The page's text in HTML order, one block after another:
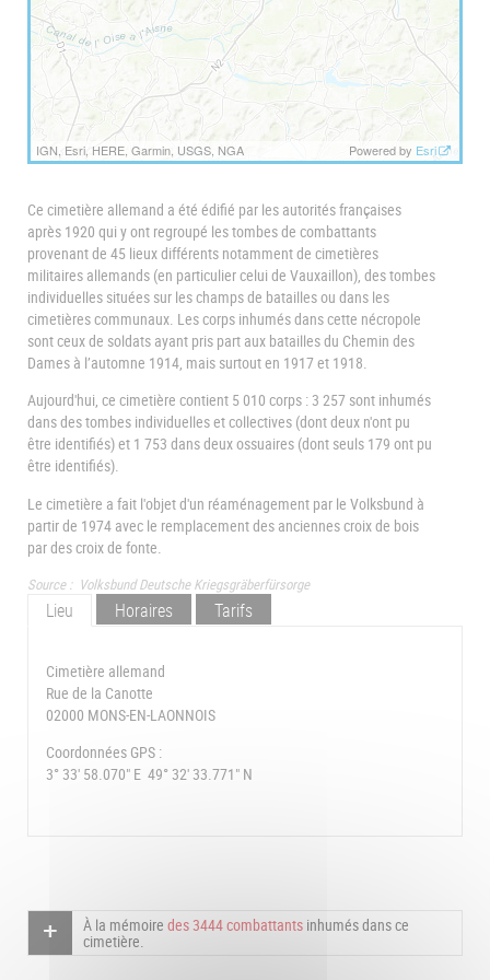
IGN, Esri, HERE, Garmin, USGS, NGA Powered by Esri
Ce cimetière allemand a été édifié par les autorités françaises
après 1920 qui y ont regroupé les tombes de combattants
provenant de 45 lieux différents notamment de cimetières
militaires allemands (en particulier celui de Vauxaillon), des tombes
individuelles situées sur les champs de batailles ou dans les
cimetières communaux. Les corps inhumés dans cette nécropole
sont ceux de soldats ayant pris part aux batailles du Chemin des
Dames à l’automne 1914, mais surtout en 1917 et 1918.
Aujourd'hui, ce cimetière contient 5 010 corps : 3 257 sont inhumés
dans des tombes individuelles et collectives (dont deux n'ont pu
être identifiés) et 1 753 dans deux ossuaires (dont seuls 179 ont pu
être identifiés).
Le cimetière a fait l'objet d'un réaménagement par le Volksbund à
partir de 1974 avec le remplacement des anciennes croix de bois
par des croix de fonte.
Source : Volksbund Deutsche Kriegsgräberfürsorge
Lieu Horaires Tarifs
Cimetière allemand
Rue de la Canotte
02000 MONS-EN-LAONNOIS
Coordonnées GPS :
3° 33' 58.070" E 49° 32' 33.771" N
À la mémoire des 3444 combattants inhumés dans ce
cimetière.